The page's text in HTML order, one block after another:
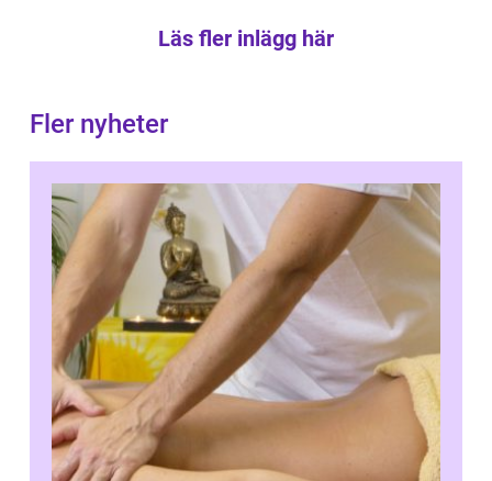
Läs fler inlägg här
Fler nyheter